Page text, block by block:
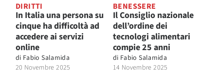
DIRITTI
In Italia una persona su
cinque ha difficoltà ad
accedere ai servizi
online
di Fabio Salamida
20 Novembre 2025
BENESSERE
Il Consiglio nazionale
dell’ordine dei
tecnologi alimentari
compie 25 anni
di Fabio Salamida
14 Novembre 2025